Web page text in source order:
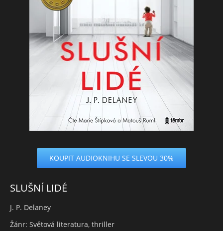
KOUPIT AUDIOKNIHU SE SLEVOU 30%
SLUŠNÍ LIDÉ
J. P. Delaney
Žánr: Světová literatura, thriller